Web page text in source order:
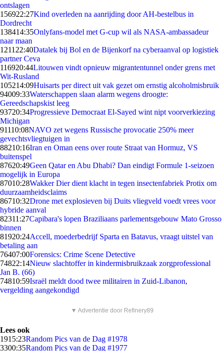
ontslagen
156922:27Kind overleden na aanrijding door AH-bestelbus in
Dordrecht
138414:35Onlyfans-model met G-cup wil als NASA-ambassadeur
naar maan
1211 22:40Datalek bij Bol en de Bijenkorf na cyberaanval op logistiek
partner Ceva
116920:44Litouwen vindt opnieuw migrantentunnel onder grens met
Wit-Rusland
105214:09Huisarts per direct uit vak gezet om ernstig alcoholmisbruik
94009:33Waterschappen slaan alarm wegens droogte:
Gereedschapskist leeg
93720:34Progressieve Democraat El-Sayed wint nipt voorverkiezing
Michigan
91110:08NAVO zet wegens Russische provocatie 250% meer
gevechtsvliegtuigen in
88210:16Iran en Oman eens over route Straat van Hormuz, VS
buitenspel
87620:49Geen Qatar en Abu Dhabi? Dan eindigt Formule 1-seizoen
mogelijk in Europa
87010:28Wakker Dier dient klacht in tegen insectenfabriek Protix om
duurzaamheidsclaims
86710:32Drone met explosieven bij Duits vliegveld voedt vrees voor
hybride aanval
82311:27Capibara's lopen Braziliaans parlementsgebouw Mato Grosso
binnen
81920:24Accell, moederbedrijf Sparta en Batavus, vraagt uitstel van
betaling aan
76407:00Forensics: Crime Scene Detective
74822:14Nieuw slachtoffer in kindermisbruikzaak zorgprofessional
Jan B. (66)
74810:59Israël meldt dood twee militairen in Zuid-Libanon,
vergelding aangekondigd
▼ Advertentie door Refinery89
Lees ook
1915:23Random Pics van de Dag #1978
3300:35Random Pics van de Dag #1977